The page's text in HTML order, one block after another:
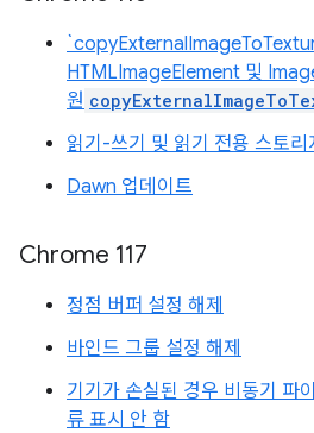
HTMLImageElement 및
원
읽기-쓰기 및 읽기 전용 스토
Dawn 업데이트
Chrome 117
정점 버퍼 설정 해제
바인드 그룹 설정 해제
기기가 손실된 경우 비동기 파
류 표시 안 함